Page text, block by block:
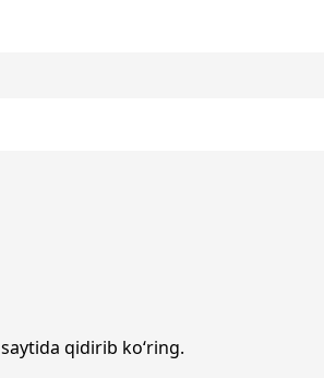
saytida qidirib ko‘ring.